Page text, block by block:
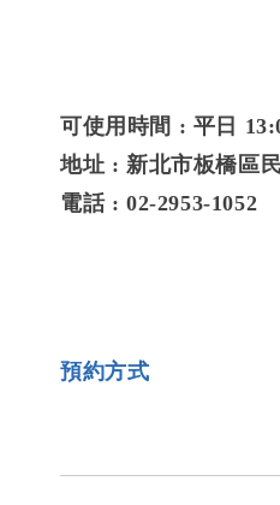
可使用時間 : 平日
地址 : 新北市板橋區
電話 : 02-2953-1052
預約方式